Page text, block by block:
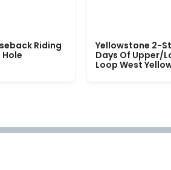
Riding
Yellowstone 2-
Days Of Upper/
Loop West